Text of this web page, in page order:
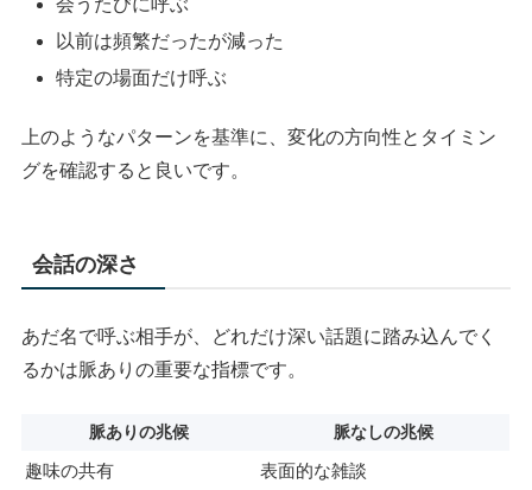
以前は頻繁だったが減った
特定の場面だけ呼ぶ
上のようなパターンを基準に、変化の方向性とタイミン
グを確認すると良いです。
会話の深さ
あだ名で呼ぶ相手が、どれだけ深い話題に踏み込んでく
るかは脈ありの重要な指標です。
脈ありの兆候 脈なしの兆候
趣味の共有
表面的な雑談